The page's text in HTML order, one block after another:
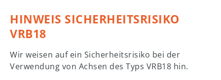
HINWEIS SICHERHEITSRISIKO
VRB18
Wir weisen auf ein Sicherheitsrisiko bei der
Verwendung von Achsen des Typs VRB18 hin.